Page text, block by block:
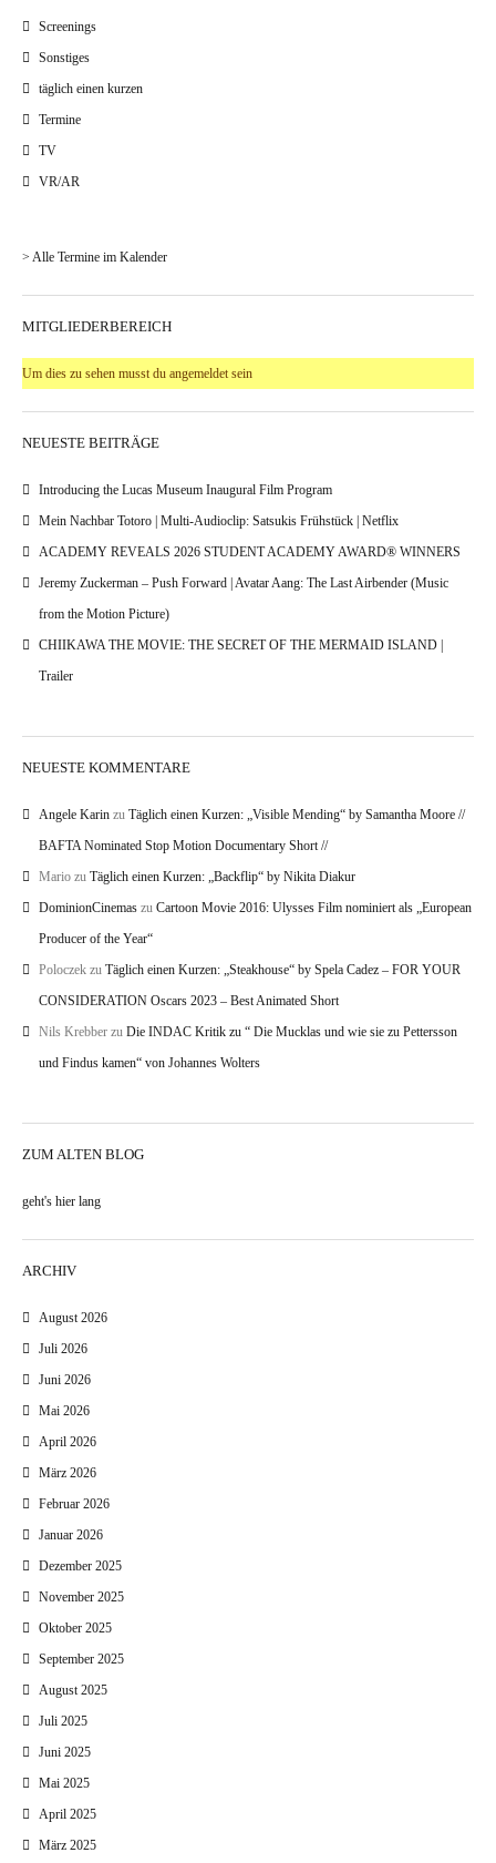
Screenings
Sonstiges
täglich einen kurzen
Termine
TV
VR/AR
> Alle Termine im Kalender
MITGLIEDERBEREICH
Um dies zu sehen musst du angemeldet sein
NEUESTE BEITRÄGE
Introducing the Lucas Museum Inaugural Film Program
Mein Nachbar Totoro | Multi-Audioclip: Satsukis Frühstück | Netflix
ACADEMY REVEALS 2026 STUDENT ACADEMY AWARD® WINNERS
Jeremy Zuckerman – Push Forward | Avatar Aang: The Last Airbender (Music
from the Motion Picture)
CHIIKAWA THE MOVIE: THE SECRET OF THE MERMAID ISLAND |
Trailer
NEUESTE KOMMENTARE
Angele Karin zu Täglich einen Kurzen: „Visible Mending“ by Samantha Moore //
BAFTA Nominated Stop Motion Documentary Short //
Mario zu Täglich einen Kurzen: „Backflip“ by Nikita Diakur
DominionCinemas zu Cartoon Movie 2016: Ulysses Film nominiert als „European
Producer of the Year“
Poloczek zu Täglich einen Kurzen: „Steakhouse“ by Spela Cadez – FOR YOUR
CONSIDERATION Oscars 2023 – Best Animated Short
Nils Krebber zu Die INDAC Kritik zu “ Die Mucklas und wie sie zu Pettersson
und Findus kamen“ von Johannes Wolters
ZUM ALTEN BLOG
geht's hier lang
ARCHIV
August 2026
Juli 2026
Juni 2026
Mai 2026
April 2026
März 2026
Februar 2026
Januar 2026
Dezember 2025
November 2025
Oktober 2025
September 2025
August 2025
Juli 2025
Juni 2025
Mai 2025
April 2025
März 2025